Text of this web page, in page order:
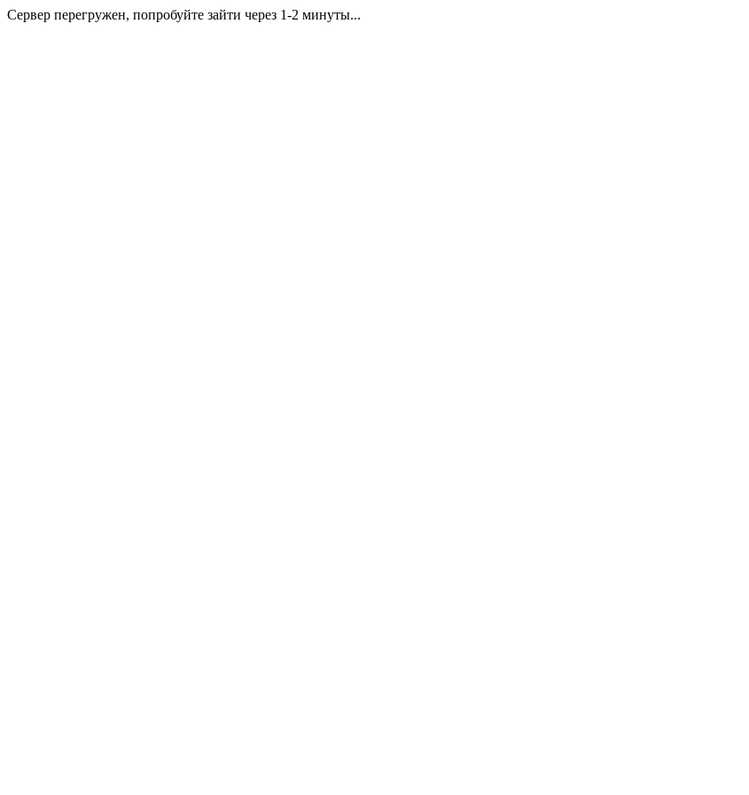
Сервер перегружен, попробуйте зайти через 1-2 минуты...